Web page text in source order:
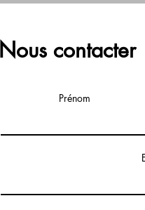
Nous contacter
Prénom